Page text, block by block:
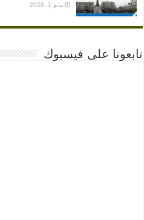
مايو 1, 2026
تابعونا على فيسبوك